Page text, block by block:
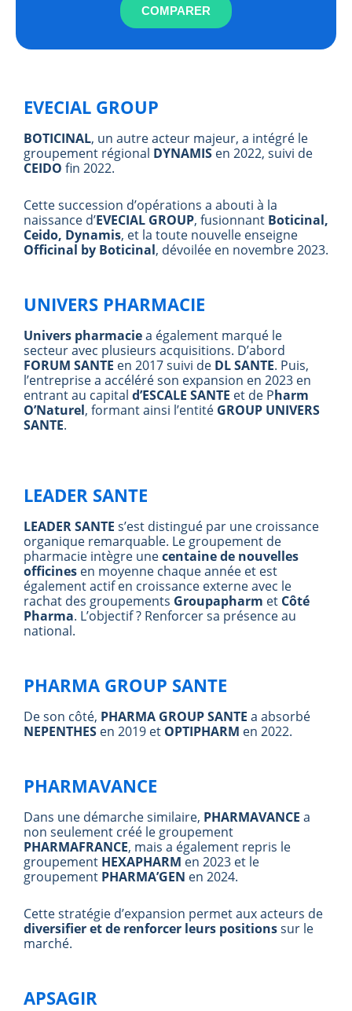
COMPARER
EVECIAL GROUP
BOTICINAL, un autre acteur majeur, a intégré le
groupement régional DYNAMIS en 2022, suivi de
CEIDO fin 2022.
Cette succession d’opérations a abouti à la
naissance d’EVECIAL GROUP, fusionnant Boticinal,
Ceido, Dynamis, et la toute nouvelle enseigne
Officinal by Boticinal, dévoilée en novembre 2023.
UNIVERS PHARMACIE
Univers pharmaciea également marqué le
secteur avec plusieurs acquisitions. D’abord
FORUM SANTE en 2017 suivi de DL SANTE. Puis,
l’entreprise a accéléré son expansion en 2023 en
entrant au capital d’ESCALE SANTE et de Pharm
O’Naturel, formant ainsi l’entité GROUP UNIVERS
SANTE.
LEADER SANTE
LEADER SANTE s’est distingué par une croissance
organique remarquable. Le groupement de
pharmacie intègre unecentaine de nouvelles
officines en moyenne chaque année et est
également actif en croissance externe avec le
rachat des groupements Groupapharm et Côté
Pharma. L’objectif ? Renforcer sa présence au
national.
PHARMA GROUP SANTE
De son côté, PHARMA GROUP SANTE a absorbé
NEPENTHES en 2019 et OPTIPHARM en 2022.
PHARMAVANCE
Dans une démarche similaire, PHARMAVANCE a
non seulement créé le groupement
PHARMAFRANCE, mais a également repris le
groupement HEXAPHARM en 2023 et le
groupement PHARMA’GEN en 2024.
Cette stratégie d’expansion permet aux acteurs de
diversifier et de renforcer leurs positionssur le
marché.
APSAGIR